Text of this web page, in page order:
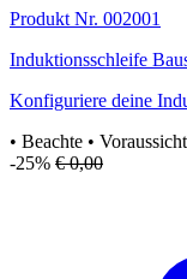
Produkt Nr. 002001
Induktionsschleife
Konfiguriere deine
• Beachte •
-25% € 0,00